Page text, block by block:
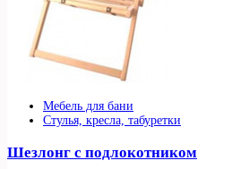
Мебель для бани
Стулья, кресла, табуретки
Шезлонг с подлокотником